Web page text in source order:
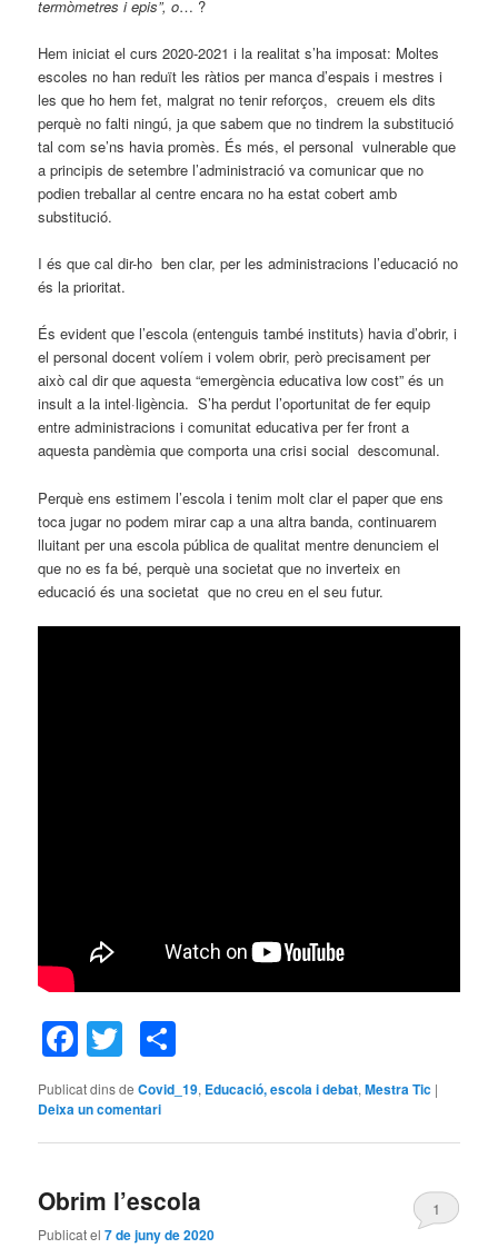
termòmetres i epis”, o… ?
Hem iniciat el curs 2020-2021 i la realitat s’ha imposat: Moltes
escoles no han reduït les ràtios per manca d’espais i mestres i
les que ho hem fet, malgrat no tenir reforços, creuem els dits
perquè no falti ningú, ja que sabem que no tindrem la substitució
tal com se’ns havia promès. És més, el personal vulnerable que
a principis de setembre l’administració va comunicar que no
podien treballar al centre encara no ha estat cobert amb
substitució.
I és que cal dir-ho ben clar, per les administracions l’educació no
és la prioritat.
És evident que l’escola (entenguis també instituts) havia d’obrir, i
el personal docent volíem i volem obrir, però precisament per
això cal dir que aquesta “emergència educativa low cost” és un
insult a la intel·ligència. S’ha perdut l’oportunitat de fer equip
entre administracions i comunitat educativa per fer front a
aquesta pandèmia que comporta una crisi social descomunal.
Perquè ens estimem l’escola i tenim molt clar el paper que ens
toca jugar no podem mirar cap a una altra banda, continuarem
lluitant per una escola pública de qualitat mentre denunciem el
que no es fa bé, perquè una societat que no inverteix en
educació és una societat que no creu en el seu futur.
Facebook
Twitter
Publicat dins de Covid_19, Educació, escola i debat,Mestra Tic |
Deixa un comentari
Obrim l’escola
Publicat el7 de juny de 2020
1